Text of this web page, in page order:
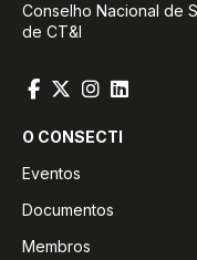
Conselho Nacional de
de CT&I
O CONSECTI
Eventos
Documentos
Membros